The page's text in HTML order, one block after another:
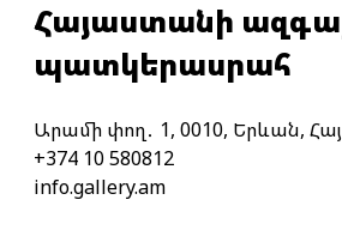
Հայաստանի
պատկերասրահ
Արամի փող․ 1, 0010, Երևան,
+374 10 580812
info.gallery.am